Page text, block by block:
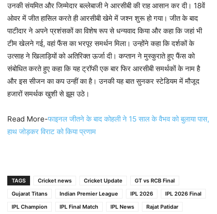
उनकी संयमित और जिम्मेदार बल्लेबाजी ने आरसीबी की राह आसान कर दी। 18वें
ओवर में जीत हासिल करते ही आरसीबी खेमे में जश्न शुरू हो गया। जीत के बाद
पाटीदार ने अपने प्रशंसकों का विशेष रूप से धन्यवाद किया और कहा कि जहां भी
टीम खेलने गई, वहां फैंस का भरपूर समर्थन मिला। उन्होंने कहा कि दर्शकों के
उत्साह ने खिलाड़ियों को अतिरिक्त ऊर्जा दी। कप्तान ने मुस्कुराते हुए फैंस को
संबोधित करते हुए कहा कि यह ट्रॉफी एक बार फिर आरसीबी समर्थकों के नाम है
और इस सीजन का कप उन्हीं का है। उनकी यह बात सुनकर स्टेडियम में मौजूद
हजारों समर्थक खुशी से झूम उठे।
Read More-फाइनल जीतने के बाद कोहली ने 15 साल के वैभव को बुलाया पास,
हाथ जोड़कर विराट को किया प्रणाम
TAGS Cricket news Cricket Update
GT vs RCB Final
Gujarat Titans
Indian Premier League IPL 2026
IPL 2026 Final
IPL Champion
IPL Final Match IPL News
Rajat Patidar